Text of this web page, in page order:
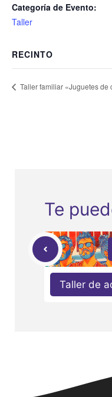
Categoría de Evento:
Taller
RECINTO
Taller familiar «Juguetes de
Te
Taller de